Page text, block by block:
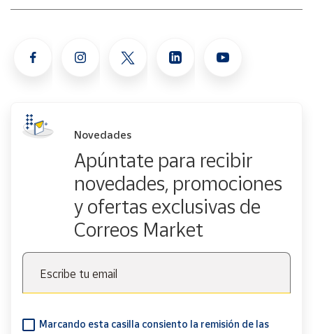
Novedades
Apúntate para recibir
novedades, promociones
y ofertas exclusivas de
Correos Market
Escribe tu email
Marcando esta casilla consiento la remisión de las